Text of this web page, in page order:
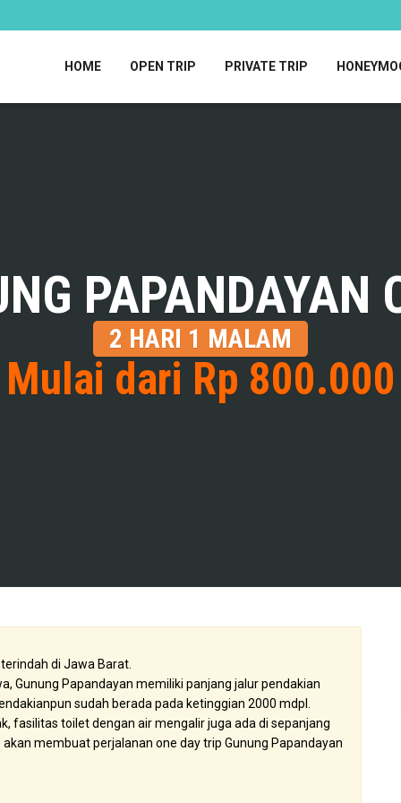
HOME OPEN TRIP PRIVATE TRIP
PAPANDAYAN
2 HARI 1 MALAM
Mulai dari Rp 800.000
di Jawa Barat.
Gunung Papandayan memiliki panjang jalur pendakian
sudah berada pada ketinggian 2000 mdpl.
fasilitas toilet dengan air mengalir juga ada di sepanjang
membuat perjalanan one day trip Gunung Papandayan